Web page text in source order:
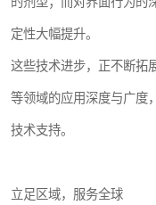
定性大幅提升。
这些技术进步，正不断拓
等领域的应用深度与广度
技术支持。
立足区域，服务全球